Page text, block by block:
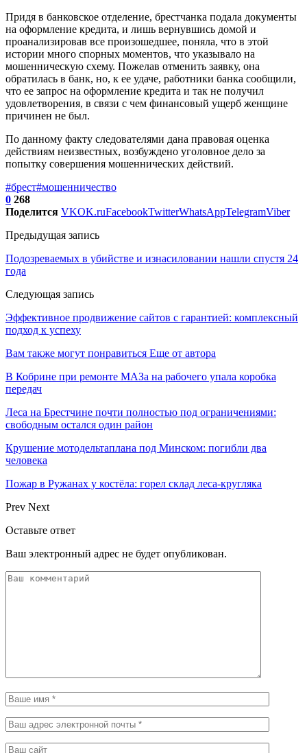
Придя в банковское отделение, брестчанка подала документы
на оформление кредита, и лишь вернувшись домой и
проанализировав все произошедшее, поняла, что в этой
истории много спорных моментов, что указывало на
мошенническую схему. Пожелав отменить заявку, она
обратилась в банк, но, к ее удаче, работники банка сообщили,
что ее запрос на оформление кредита и так не получил
удовлетворения, в связи с чем финансовый ущерб женщине
причинен не был.
По данному факту следователями дана правовая оценка
действиям неизвестных, возбуждено уголовное дело за
попытку совершения мошеннических действий.
#брест#мошенничество
0 268
Поделится VKOK.ruFacebookTwitterWhatsAppTelegramViber
Предыдущая запись
Подозреваемых в убийстве и изнасиловании нашли спустя 24
года
Следующая запись
Эффективное продвижение сайтов с гарантией: комплексный
подход к успеху
Вам также могут понравиться Еще от автора
В Кобрине при ремонте МАЗа на рабочего упала коробка
передач
Леса на Брестчине почти полностью под ограничениями:
свободным остался один район
Крушение мотодельтаплана под Минском: погибли два
человека
Пожар в Ружанах у костёла: горел склад леса-кругляка
Prev Next
Оставьте ответ
Ваш электронный адрес не будет опубликован.